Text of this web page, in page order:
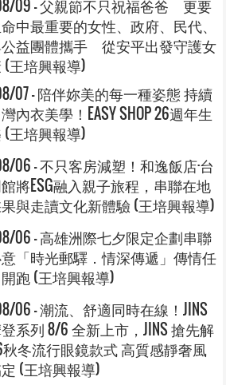
09 - 父親節不只祝福爸爸 更要
中最重要的女性、政府、民代、
益團體攜手 從安平出發守護女
(王培興報導)
07 - 陪伴妳美的每一種姿態 持續
內衣美學！EASY SHOP 26週年生
(王培興報導)
06 - 不只客房減塑！和逸飯店·台
將ESG融入親子旅程，串聯在地
與走讀文化新體驗 (王培興報導)
06 - 高雄洲際七夕限定企劃串聯
「時光郵驛．情深傳遞」傳情任
跑 (王培興報導)
06 - 潮流、舒適同時在線！JINS
系列 8/6 全新上市，JINS 搶先解
冬流行眼鏡款式 高質感靜奢風
(王培興報導)